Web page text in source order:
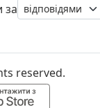
за
reserved.